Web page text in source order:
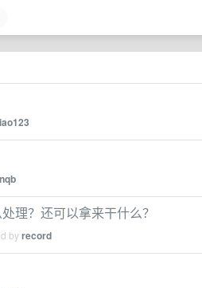
理？还可以拿来干什么？
byrecord